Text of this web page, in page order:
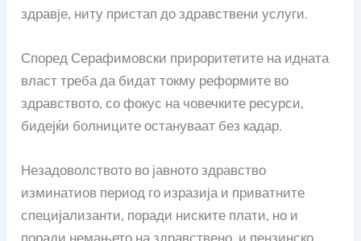
здравје, ниту пристап до здравствени услуги.
Според Серафимовски прироритетите на идната
власт треба да бидат токму реформите во
здравството, со фокус на човечките ресурси,
бидејќи болниците остануваат без кадар.
Незадоволството во јавното здравство
изминатиов период го изразија и приватните
специјализанти, поради ниските плати, но и